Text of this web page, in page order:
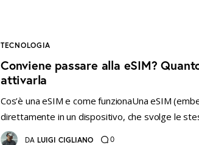
TECNOLOGIA
Conviene passare alla eSIM?
attivarla
Cos’è una eSIM e come funzionaUna eSIM
direttamente in un dispositivo, che svolge le
DA LUIGI CIGLIANO 0